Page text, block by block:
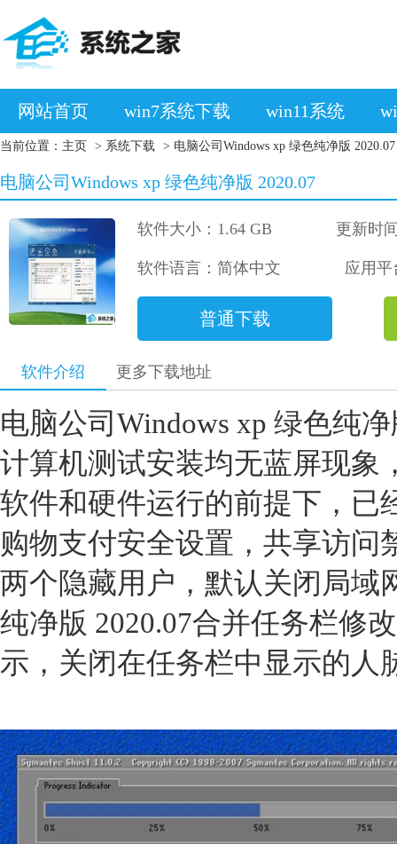
网站首页 win7系统下载 win11系统
当前位置： 主页 > 系统下载 > 电脑公司Windows xp 绿色纯净版 2020.07
电脑公司Windows xp 绿色纯净版 2020.07
软件大小：1.64 GB 更新时
软件语言：简体中文 应用平
普通下载
软件介绍 更多下载地址
电脑公司Windows xp 绿色纯
计算机测试安装均无蓝屏现象
软件和硬件运行的前提下，已
购物支付安全设置，共享访问
两个隐藏用户，默认关闭局域
纯净版 2020.07合并任务栏修
示，关闭在任务栏中显示的人